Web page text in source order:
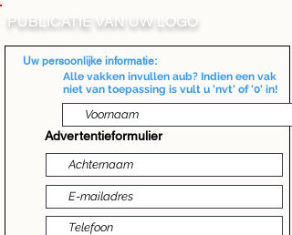
PUBLICATIE VAN UW LOGO
Uw persoonlijke informatie:
Alle vakken invullen aub? Indien een vak
niet van toepassing is vult u 'nvt' of '0' in!
Advertentieformulier